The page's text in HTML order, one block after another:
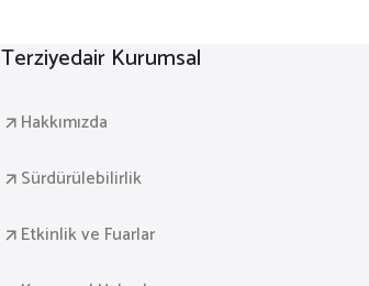
Terziyedair Kurumsal
Hakkımızda
Sürdürülebilirlik
Etkinlik ve Fuarlar